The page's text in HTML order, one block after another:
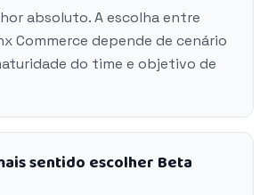
absoluto. A escolha entre
Commerce depende de cenário
do time e objetivo de
sentido escolher Beta